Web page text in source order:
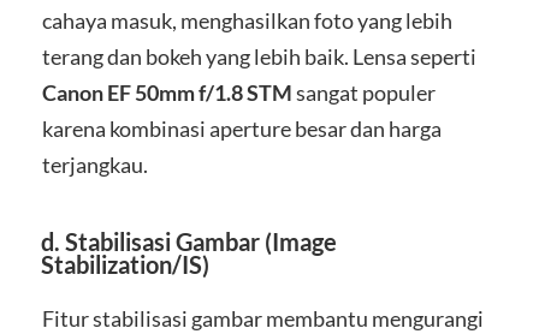
cahaya masuk, menghasilkan foto yang lebih
terang dan bokeh yang lebih baik. Lensa seperti
Canon EF 50mm f/1.8 STMsangat populer
karena kombinasi aperture besar dan harga
terjangkau.
d. Stabilisasi Gambar (Image
Stabilization/IS)
Fitur stabilisasi gambar membantu mengurangi